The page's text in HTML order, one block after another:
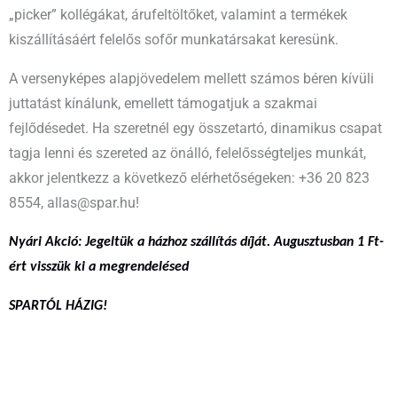
„picker” kollégákat, árufeltöltőket, valamint a termékek
kiszállításáért felelős sofőr munkatársakat keresünk.
A versenyképes alapjövedelem mellett számos béren kívüli
juttatást kínálunk, emellett támogatjuk a szakmai
fejlődésedet. Ha szeretnél egy összetartó, dinamikus csapat
tagja lenni és szereted az önálló, felelősségteljes munkát,
akkor jelentkezz a következő elérhetőségeken: +36 20 823
8554, allas@spar.hu!
Nyári Akció:Jegeltük a házhoz szállítás díját. Augusztusban 1 Ft-
ért visszük ki a megrendelésed
SPARTÓL HÁZIG!